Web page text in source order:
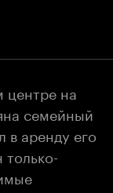
центре на
семейный
в аренду его